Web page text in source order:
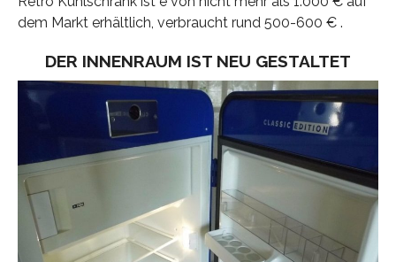
dem Markt erhältlich, verbraucht rund 500-600 € .
DER INNENRAUM IST NEU GESTALTET